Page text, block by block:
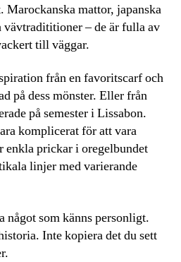
mattor, japanska
– de är fulla av
till väggar.
från en favoritscarf och
på dess mönster. Eller från
på semester i Lissabon.
komplicerat för att vara
prickar i oregelbundet
linjer med varierande
något som känns personligt.
Inte kopiera det du sett